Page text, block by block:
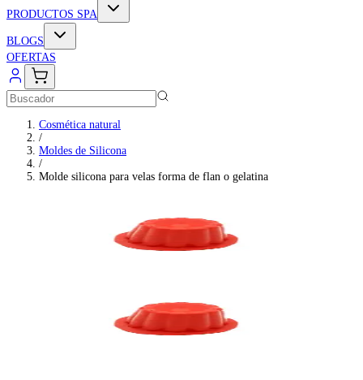
PRODUCTOS SPA
BLOGS
OFERTAS
Cosmética natural
/
Moldes de Silicona
/
Molde silicona para velas forma de flan o gelatina